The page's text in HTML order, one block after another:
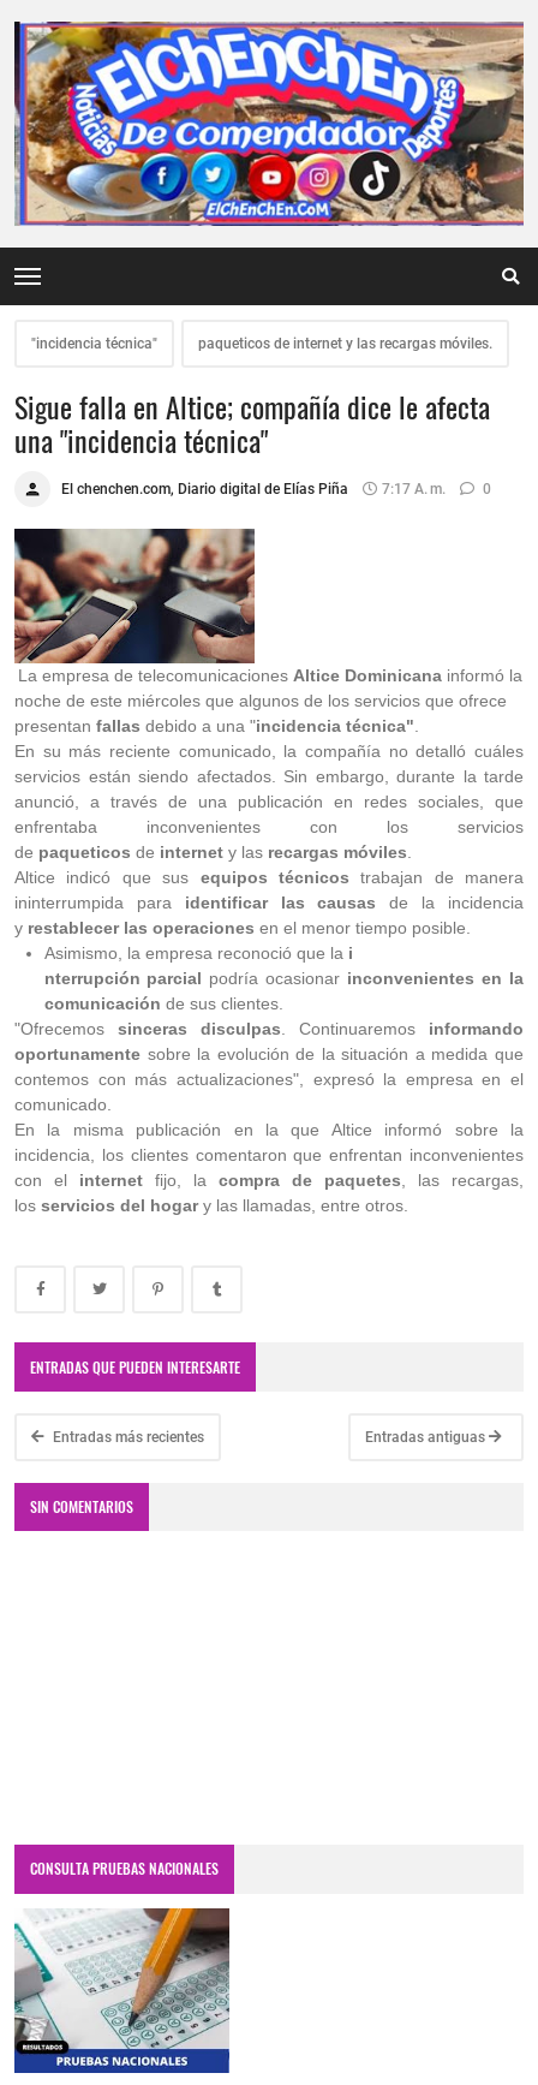
"incidencia técnica" paqueticos de internet y las recargas móviles.
Sigue falla en Altice; compañía dice le afecta
una "incidencia técnica"
El chenchen.com, Diario digital de Elías Piña 7:17 A. M. 0
La empresa de telecomunicaciones Altice Dominicana informó la
noche de este miércoles que algunos de los servicios que ofrece
presentan fallas debido a una "incidencia técnica".
En su más reciente comunicado, la compañía no detalló cuáles
servicios están siendo afectados. Sin embargo, durante la tarde
anunció, a través de una publicación en redes sociales, que
enfrentaba inconvenientes con los servicios
de paqueticos de internet y las recargas móviles.
Altice indicó que sus equipos técnicos trabajan de manera
ininterrumpida para identificar las causas de la incidencia
y restablecer las operaciones en el menor tiempo posible.
Asimismo, la empresa reconoció que la i
nterrupción parcial podría ocasionar inconvenientes en la
comunicación de sus clientes.
"Ofrecemos sinceras disculpas. Continuaremos informando
oportunamente sobre la evolución de la situación a medida que
contemos con más actualizaciones", expresó la empresa en el
comunicado.
En la misma publicación en la que Altice informó sobre la
incidencia, los clientes comentaron que enfrentan inconvenientes
con el internet fijo, la compra de paquetes, las recargas,
los servicios del hogary las llamadas, entre otros.
ENTRADAS QUE PUEDEN INTERESARTE
Entradas más recientes Entradas antiguas
SIN COMENTARIOS
CONSULTA PRUEBAS NACIONALES